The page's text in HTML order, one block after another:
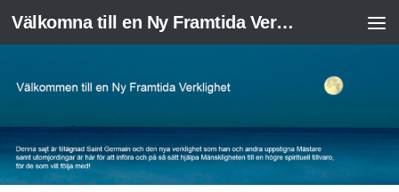
Skip to content Välkomna till en Ny Framtida Verklighet